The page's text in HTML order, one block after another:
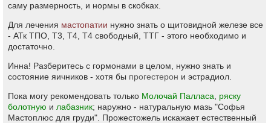
саму размерность, и нормы в скобках.
Для лечения мастопатии нужно знать о щитовидной железе все
- АТк ТПО, Т3, Т4, Т4 свободный, ТТГ - этого необходимо и
достаточно.
Инна! Разберитесь с гормонами в целом, нужно знать и
состояние яичников - хотя бы прогестерон и эстрадиол.
Пока могу рекомендовать только Молочай Палласа
ряску
болотную и лабазник; наружно - натуральную мазь "Софья
Мастоплюс для груди". Прожестожель искажает естественный